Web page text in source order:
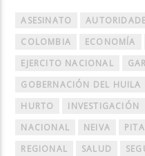
ASESINATO
COLOMBIA
ECONOMÍA
EJERCITO NACIONAL
GOBERNACIÓN DEL HUILA
HURTO
INVESTIGACIÓN
NACIONAL
NEIVA
REGIONAL
SALUD